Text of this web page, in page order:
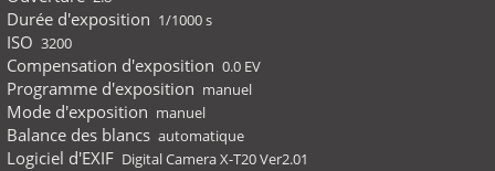
Durée d'exposition 1/1000 s
ISO 3200
Compensation d'exposition 0.0 EV
Programme d'exposition manuel
Mode d'exposition manuel
Balance des blancs automatique
Logiciel d'EXIF Digital Camera X-T20 Ver2.01